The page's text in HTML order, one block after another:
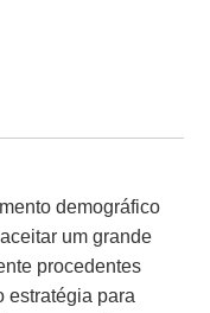
demográfico
um grande
procedentes
estratégia para